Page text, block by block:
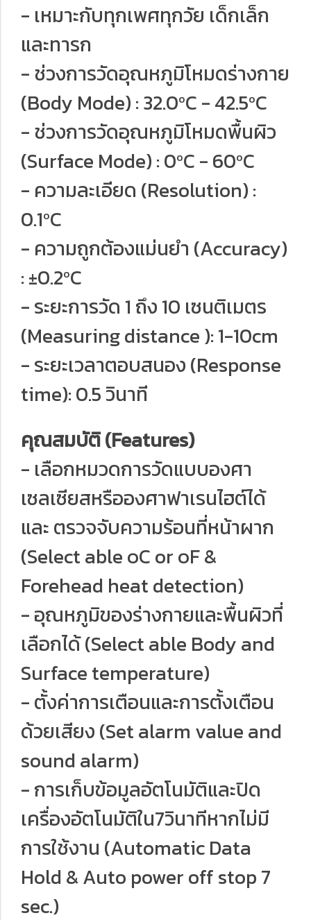
- เหมาะกับทุกเพศทุกวัย เด็กเล็ก
และทารก
- ช่วงการวัดอุณหภูมิโหมดร่างกาย
(Body Mode) : 32.0ºC - 42.5ºC
- ช่วงการวัดอุณหภูมิโหมดพื้นผิว
(Surface Mode) : 0ºC - 60ºC
- ความละเอียด (Resolution) :
0.1ºC
- ความถูกต้องแม่นยำ (Accuracy)
: ±0.2ºC
- ระยะการวัด 1 ถึง 10 เซนติเมตร
(Measuring distance ): 1-10cm
- ระยะเวลาตอบสนอง (Response
time): 0.5 วินาที
คุณสมบัติ (Features)
- เลือกหมวดการวัดแบบองศา
เซลเซียสหรือองศาฟาเรนไฮต์ได้
และ ตรวจจับความร้อนที่หน้าผาก
(Select able ๐C or ๐F &
Forehead heat detection)
- อุณหภูมิของร่างกายและพื้นผิวที่
เลือกได้ (Select able Body and
Surface temperature)
- ตั้งค่าการเตือนและการตั้งเตือน
ด้วยเสียง (Set alarm value and
sound alarm)
- การเก็บข้อมูลอัตโนมัติและปิด
เครื่องอัตโนมัติใน7วินาทีหากไม่มี
การใช้งาน (Automatic Data
Hold & Auto power off stop 7
sec.)